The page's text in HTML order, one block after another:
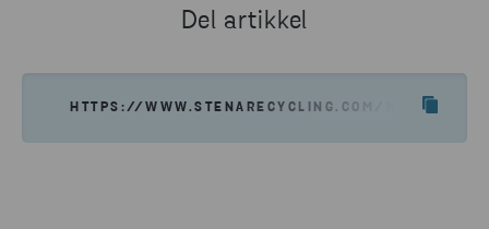
Del artikkel
HTTPS://WWW.STENARECYCLING.COM/NO/OM-